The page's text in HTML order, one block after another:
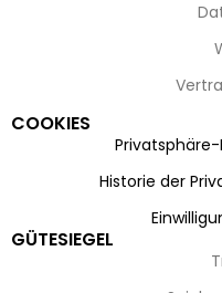
COOKIES
Historie der
GÜTESIEGEL